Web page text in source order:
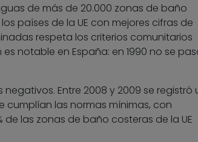
de más de 20.000 zonas de baño
países de la UE con mejores cifras de
respeta los criterios comunitarios
notable en España: en 1990 no se
Entre 2008 y 2009 se registró
cumplían las normas mínimas, con
las zonas de baño costeras de la UE